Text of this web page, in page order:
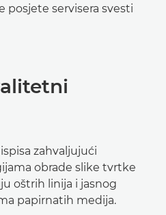
posjete servisera svesti
zahvaljujući
obrade slike tvrtke
oštrih linija i jasnog
papirnatih medija.